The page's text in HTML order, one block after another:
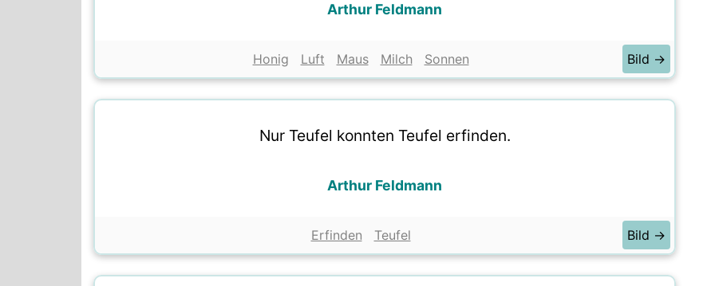
Arthur Feldmann
Honig Luft Maus Milch Sonnen Bild →
Nur Teufel konnten Teufel erfinden.
Arthur Feldmann
Erfinden Teufel Bild →